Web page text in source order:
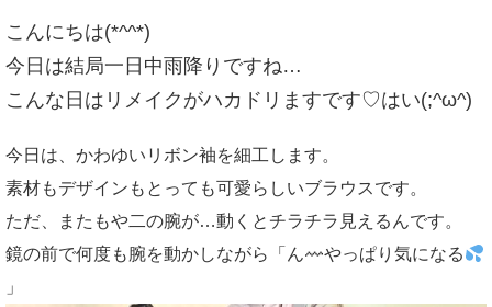
こんにちは(*^^*)
今日は結局一日中雨降りですね…
こんな日はリメイクがハカドリますです♡はい(;^ω^)
今日は、かわゆいリボン袖を細工します。
素材もデザインもとっても可愛らしいブラウスです。
ただ、またもや二の腕が…動くとチラチラ見えるんです。
鏡の前で何度も腕を動かしながら「ん
やっぱり気になる
」